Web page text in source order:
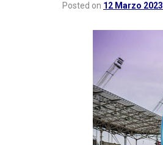
Posted on 12 Marzo 2023